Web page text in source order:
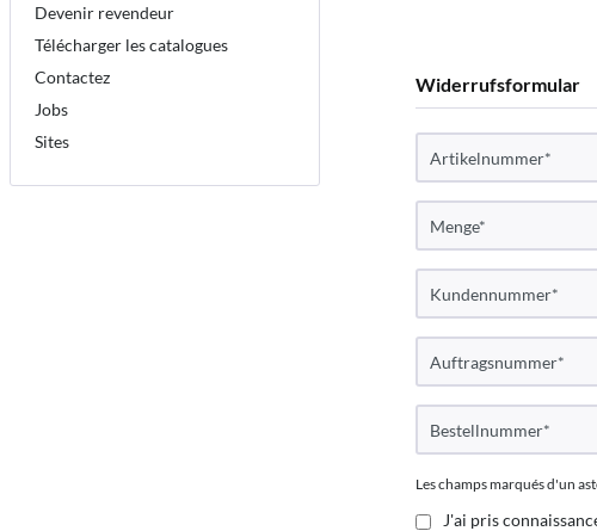
Devenir revendeur
Télécharger les catalogues
Contactez
Jobs
Sites
Widerrufsformular
Les champs marqués d'un
J'ai pris